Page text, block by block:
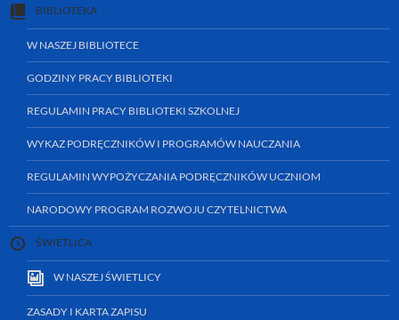
BIBLIOTEKA
W NASZEJ BIBLIOTECE
GODZINY PRACY BIBLIOTEKI
REGULAMIN PRACY BIBLIOTEKI SZKOLNEJ
WYKAZ PODRĘCZNIKÓW I PROGRAMÓW NAUCZANIA
REGULAMIN WYPOŻYCZANIA PODRĘCZNIKÓW UCZNIOM
NARODOWY PROGRAM ROZWOJU CZYTELNICTWA
ŚWIETLICA
W NASZEJ ŚWIETLICY
ZASADY I KARTA ZAPISU